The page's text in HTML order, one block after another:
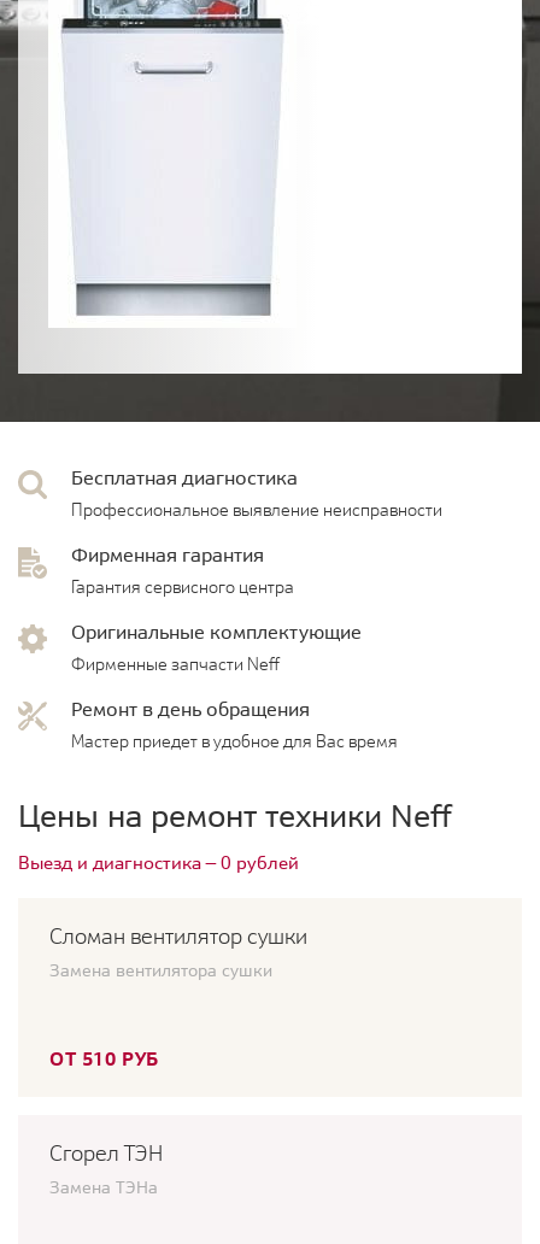
Бесплатная диагностика
Профессиональное выявление неисправности
Фирменная гарантия
Гарантия сервисного центра
Оригинальные комплектующие
Фирменные запчасти Neff
Ремонт в день обращения
Мастер приедет в удобное для Вас время
Цены на ремонт техники Neff
Выезд и диагностика — 0 рублей
Сломан вентилятор сушки
Замена вентилятора сушки
ОТ 510 РУБ
Сгорел ТЭН
Замена ТЭНа